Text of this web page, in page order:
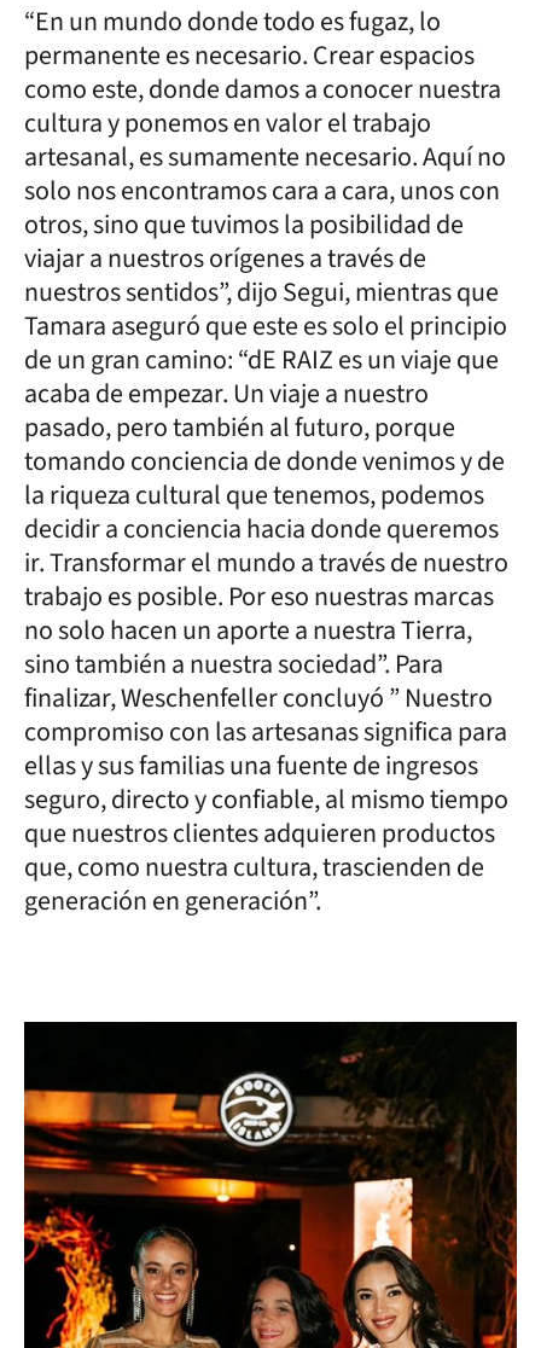
“En un mundo donde todo es fugaz, lo
permanente es necesario. Crear espacios
como este, donde damos a conocer nuestra
cultura y ponemos en valor el trabajo
artesanal, es sumamente necesario. Aquí no
solo nos encontramos cara a cara, unos con
otros, sino que tuvimos la posibilidad de
viajar a nuestros orígenes a través de
nuestros sentidos”, dijo Segui, mientras que
Tamara aseguró que este es solo el principio
de un gran camino: “dE RAIZ es un viaje que
acaba de empezar. Un viaje a nuestro
pasado, pero también al futuro, porque
tomando conciencia de donde venimos y de
la riqueza cultural que tenemos, podemos
decidir a conciencia hacia donde queremos
ir. Transformar el mundo a través de nuestro
trabajo es posible. Por eso nuestras marcas
no solo hacen un aporte a nuestra Tierra,
sino también a nuestra sociedad”. Para
finalizar, Weschenfeller concluyó ” Nuestro
compromiso con las artesanas significa para
ellas y sus familias una fuente de ingresos
seguro, directo y confiable, al mismo tiempo
que nuestros clientes adquieren productos
que, como nuestra cultura, trascienden de
generación en generación”.